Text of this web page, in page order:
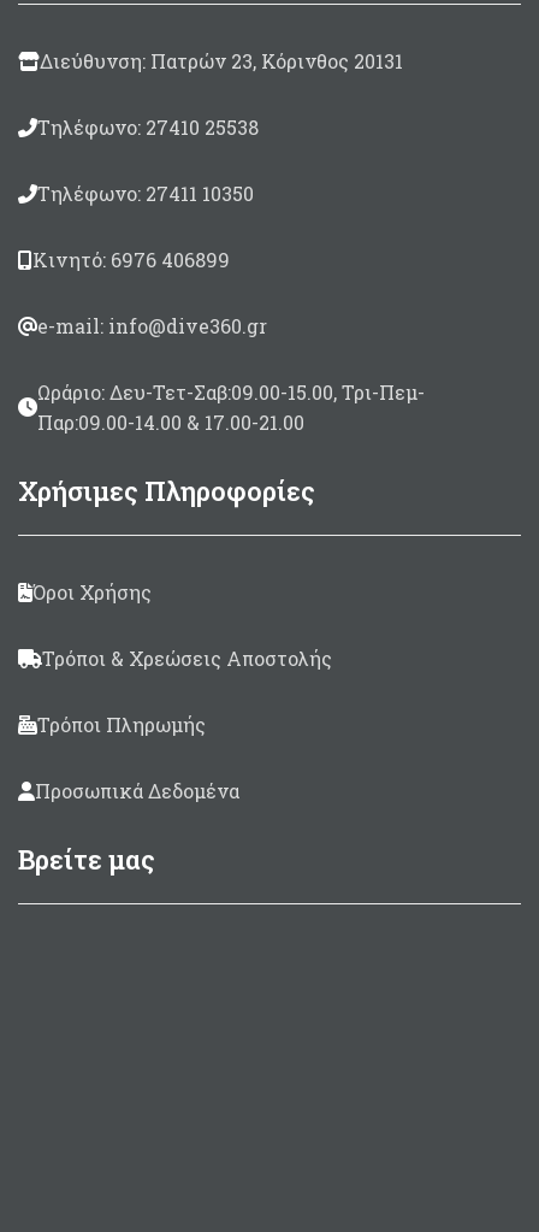
Διεύθυνση: Πατρών 23, Κόρινθος 20131
Τηλέφωνο: 27410 25538
Τηλέφωνο: 27411 10350
Κινητό: 6976 406899
e-mail: info@dive360.gr
Ωράριο: Δευ-Τετ-Σαβ:09.00-15.00, Τρι-Πεμ-
Παρ:09.00-14.00 & 17.00-21.00
Χρήσιμες Πληροφορίες
Όροι Χρήσης
Τρόποι & Χρεώσεις Αποστολής
Τρόποι Πληρωμής
Προσωπικά Δεδομένα
Βρείτε μας